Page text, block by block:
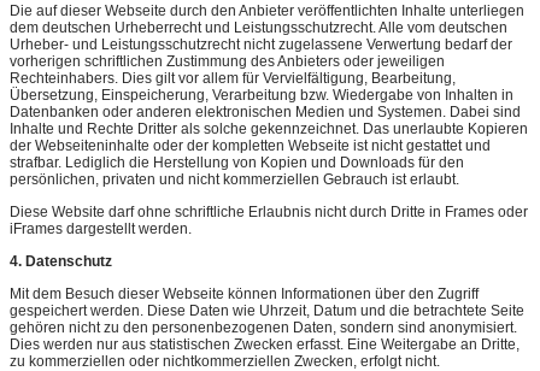
Die auf dieser Webseite durch den Anbieter veröffentlichten Inhalte unterliegen
dem deutschen Urheberrecht und Leistungsschutzrecht. Alle vom deutschen
Urheber- und Leistungsschutzrecht nicht zugelassene Verwertung bedarf der
vorherigen schriftlichen Zustimmung des Anbieters oder jeweiligen
Rechteinhabers. Dies gilt vor allem für Vervielfältigung, Bearbeitung,
Übersetzung, Einspeicherung, Verarbeitung bzw. Wiedergabe von Inhalten in
Datenbanken oder anderen elektronischen Medien und Systemen. Dabei sind
Inhalte und Rechte Dritter als solche gekennzeichnet. Das unerlaubte Kopieren
der Webseiteninhalte oder der kompletten Webseite ist nicht gestattet und
strafbar. Lediglich die Herstellung von Kopien und Downloads für den
persönlichen, privaten und nicht kommerziellen Gebrauch ist erlaubt.
Diese Website darf ohne schriftliche Erlaubnis nicht durch Dritte in Frames oder
iFrames dargestellt werden.
4. Datenschutz
Mit dem Besuch dieser Webseite können Informationen über den Zugriff
gespeichert werden. Diese Daten wie Uhrzeit, Datum und die betrachtete Seite
gehören nicht zu den personenbezogenen Daten, sondern sind anonymisiert.
Dies werden nur aus statistischen Zwecken erfasst. Eine Weitergabe an Dritte,
zu kommerziellen oder nichtkommerziellen Zwecken, erfolgt nicht.